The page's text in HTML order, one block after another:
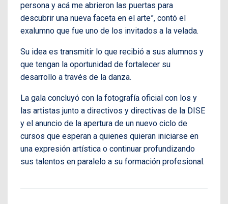
persona y acá me abrieron las puertas para
descubrir una nueva faceta en el arte”, contó el
exalumno que fue uno de los invitados a la velada.
Su idea es transmitir lo que recibió a sus alumnos y
que tengan la oportunidad de fortalecer su
desarrollo a través de la danza.
La gala concluyó con la fotografía oficial con los y
las artistas junto a directivos y directivas de la DISE
y el anuncio de la apertura de un nuevo ciclo de
cursos que esperan a quienes quieran iniciarse en
una expresión artística o continuar profundizando
sus talentos en paralelo a su formación profesional.